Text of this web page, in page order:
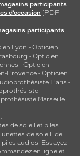
participants
d’occasion [PDF —
participants
Lyon - Opticien
- Opticien
- Opticien
Provence - Opticien
Paris -
Marseille
de soleil et piles
de soleil, de
piles audios. Essayez
en ligne et